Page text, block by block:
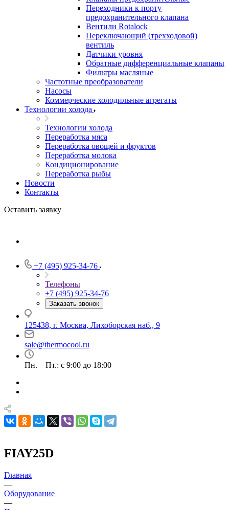
Переходники к порту
предохранительного клапана
Вентили Rotalock
Переключающий (трехходовой)
вентиль
Датчики уровня
Обратные дифференциальные клапаны
Фильтры масляные
Частотные преобразователи
Насосы
Коммерческие холодильные агрегаты
Технологии холода
Технологии холода
Переработка мяса
Переработка овощей и фруктов
Переработка молока
Кондиционирование
Переработка рыбы
Новости
Контакты
Оставить заявку
+7 (495) 925-34-76
Телефоны
+7 (495) 925-34-76
Заказать звонок
125438, г. Москва, Лихоборская наб., 9
sale@thermocool.ru
Пн. – Пт.: с 9:00 до 18:00
FIAY25D
Главная
—
Оборудование
—